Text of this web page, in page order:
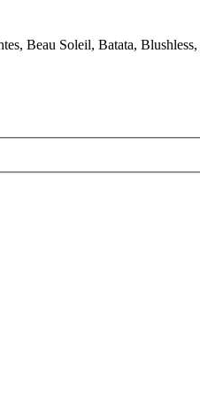
Beau Soleil, Batata,